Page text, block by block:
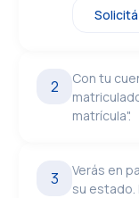
2
Con tu
matrícula".
3
Verás en
su estado.